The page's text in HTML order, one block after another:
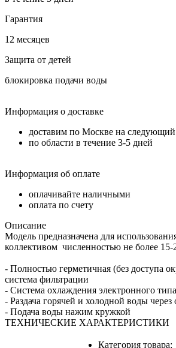
Гарантия
12 месяцев
Защита от детей
блокировка подачи воды
Информация о доставке
доставим по Москве на следующий
по области в течение 3-5 дней
Информация об оплате
оплачивайте наличными
оплата по счету
Описание
Модель предназначена для
коллективом численностью не более 15-
- Полностью герметичная (без доступа
система фильтрации
- Система охлаждения электронного типа
- Раздача горячей и холодной воды
- Подача воды нажим кружкой
ТЕХНИЧЕСКИЕ ХАРАКТЕРИСТИКИ
Категория товара: